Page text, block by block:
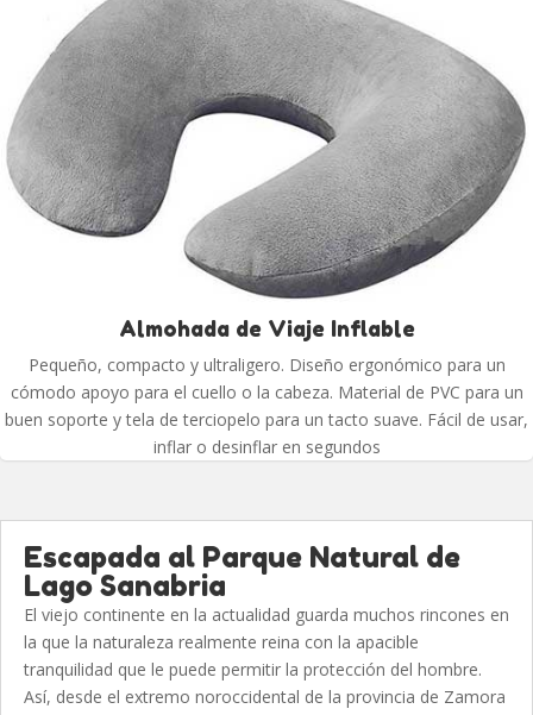
Almohada de Viaje Inflable
Pequeño, compacto y ultraligero. Diseño ergonómico para un
cómodo apoyo para el cuello o la cabeza. Material de PVC para un
buen soporte y tela de terciopelo para un tacto suave. Fácil de usar,
inflar o desinflar en segundos
Escapada al Parque Natural de
Lago Sanabria
El viejo continente en la actualidad guarda muchos rincones en
la que la naturaleza realmente reina con la apacible
tranquilidad que le puede permitir la protección del hombre.
Así, desde el extremo noroccidental de la provincia de Zamora